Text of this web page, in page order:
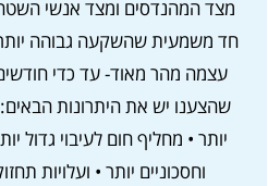
מצד המהנדסים ומצד אנשי
חד משמעית שהשקעה גבוהה
עצמה מהר מאוד- עד כדי
שהצענו יש את היתרונות
יותר • מחליף חום לעיבוי גדול
וחסכוניים יותר • ועלויות